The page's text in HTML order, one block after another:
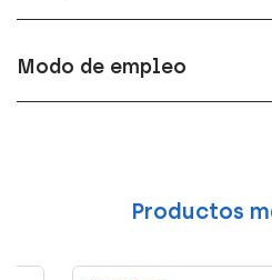
Modo de empleo
Productos